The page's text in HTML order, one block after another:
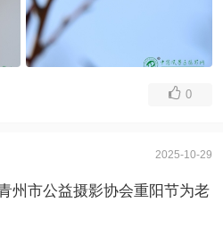
0
2025-10-29
州市公益摄影协会重阳节为老